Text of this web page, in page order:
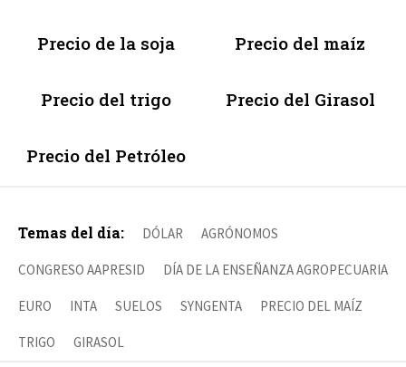
Precio de la soja Precio del maíz
Precio del trigo Precio del Girasol
Precio del Petróleo
Temas del día: DÓLAR AGRÓNOMOS
CONGRESO AAPRESID DÍA DE LA ENSEÑANZA AGROPECUARIA
EURO INTA SUELOS SYNGENTA PRECIO DEL MAÍZ
TRIGO GIRASOL